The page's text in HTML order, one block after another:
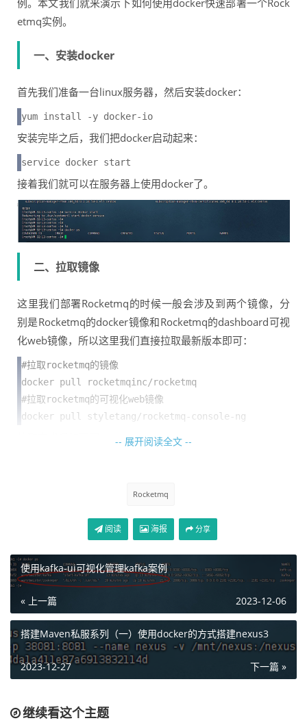
例。本文我们就来演示下如何使用docker快速部署一个Rock
etmq实例。
一、安装docker
首先我们准备一台linux服务器，然后安装docker：
yum install -y docker-io
安装完毕之后，我们把docker启动起来：
service docker start
接着我们就可以在服务器上使用docker了。
二、拉取镜像
这里我们部署Rocketmq的时候一般会涉及到两个镜像，分
别是Rocketmq的docker镜像和Rocketmq的dashboard可视
化web镜像，所以这里我们直接拉取最新版本即可：
#拉取rocketmq的镜像
docker pull rocketmqinc/rocketmq
#拉取rocketmq的可视化web镜像
docker pull styletang/rocketmq-console-ng
三、创建服务挂载目录
mq中，我们知道他会涉及到两个角色，分别是nameserver
-- 展开阅读全文 --
Rocketmq
阅读 海报 分享
使用kafka-ui可视化管理kafka案例
« 上一篇 2023-12-06
搭建Maven私服系列（一）使用docker的方式搭建nexus3
下一篇 »
2023-12-27
继续看这个主题